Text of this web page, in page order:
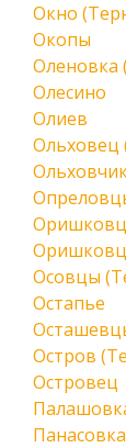
Окно
Окопы
Оленовка
Олесино
Олиев
Ольховец
Осовцы
Остапье
Остров
Островец